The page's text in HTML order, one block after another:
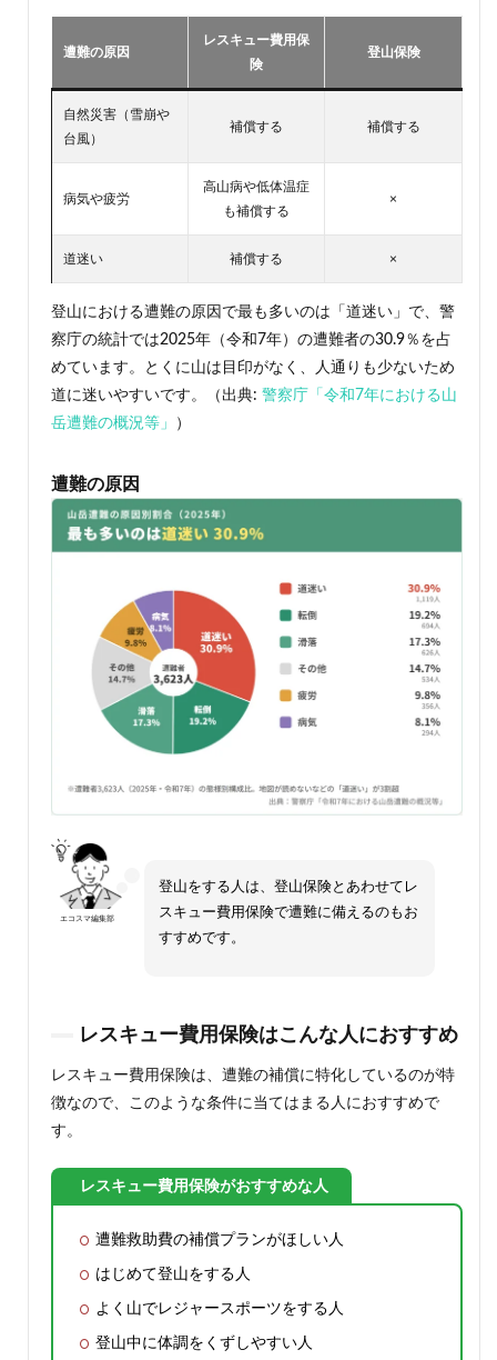
遭難の原因
レスキュー費用保
険
登山保険
自然災害（雪崩や
台風）
補償する 補償する
病気や疲労
高山病や低体温症
も補償する
×
道迷い 補償する ×
登山における遭難の原因で最も多いのは「道迷い」で、警
察庁の統計では2025年（令和7年）の遭難者の30.9％を占
めています。とくに山は目印がなく、人通りも少ないため
道に迷いやすいです。（出典: 警察庁「令和7年における山
岳遭難の概況等」
）
遭難の原因
エコスマ編集部
登山をする人は、登山保険とあわせてレ
スキュー費用保険で遭難に備えるのもお
すすめです。
レスキュー費用保険はこんな人におすすめ
レスキュー費用保険は、遭難の補償に特化しているのが特
徴なので、このような条件に当てはまる人におすすめで
す。
レスキュー費用保険がおすすめな人
遭難救助費の補償プランがほしい人
はじめて登山をする人
よく山でレジャースポーツをする人
登山中に体調をくずしやすい人